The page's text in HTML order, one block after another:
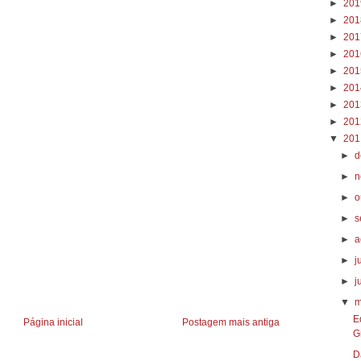
Postagem mais antiga
Página inicial
►
►
►
►
►
►
►
►
▼
►
►
►
►
►
►
►
▼